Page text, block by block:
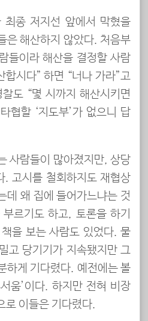
최종 저지선 앞에서 막혔을
은 해산하지 않았다. 처음부
들이라 해산을 결정할 사람
시다” 하면 “너나 가라”고
도 “몇 시까지 해산시키면
협할 ‘지도부’가 없으니 답
사람들이 많아졌지만, 상당
. 고시를 철회하지도 재협상
데 왜 집에 들어가느냐는 것
르기도 하고, 토론을 하기
을 보는 사람도 있었다. 물
고 당기기가 지속됐지만 그
하게 기다렸다. 예전에는 볼
움’이다. 하지만 전혀 비장
로 이들은 기다렸다.